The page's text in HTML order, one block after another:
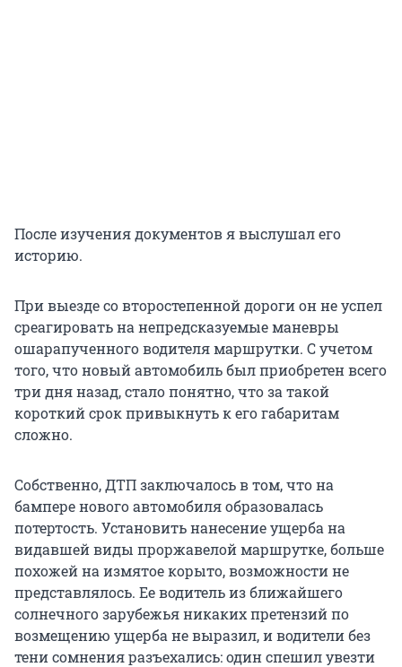
После изучения документов я выслушал его
историю.
При выезде со второстепенной дороги он не успел
среагировать на непредсказуемые маневры
ошарапученного водителя маршрутки. С учетом
того, что новый автомобиль был приобретен всего
три дня назад, стало понятно, что за такой
короткий срок привыкнуть к его габаритам
сложно.
Собственно, ДТП заключалось в том, что на
бампере нового автомобиля образовалась
потертость. Установить нанесение ущерба на
видавшей виды проржавелой маршрутке, больше
похожей на измятое корыто, возможности не
представлялось. Ее водитель из ближайшего
солнечного зарубежья никаких претензий по
возмещению ущерба не выразил, и водители без
тени сомнения разъехались: один спешил увезти